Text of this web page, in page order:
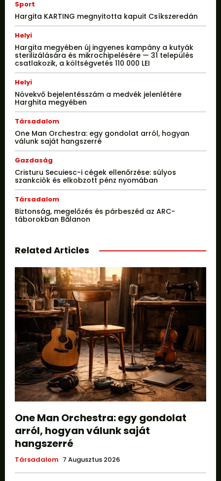
Sport
Hargita KARTING megnyitotta kapuit Csíkszeredán
Helyi
Hargita megyében új ingyenes kampány a kutyák
sterilizálására és mikrochipelésére — 31 település
csatlakozik, a költségvetés 110 000 LEI
Helyi
Növekvő bejelentésszám a medvék jelenlétére
Harghita megyében
Társadalom
One Man Orchestra: egy gondolat arról, hogyan
válunk saját hangszerré
Gazdaság
Cristuru Secuiesc-i cégek ellenőrzése: súlyos
szankciók és elkobzott pénz nyomában
Társadalom
Biztonság, megelőzés és párbeszéd az ARC-
táborokban Bălanon
Related Articles
One Man Orchestra: egy gondolat
arról, hogyan válunk saját
hangszerré
Társadalom 7 Augusztus 2026